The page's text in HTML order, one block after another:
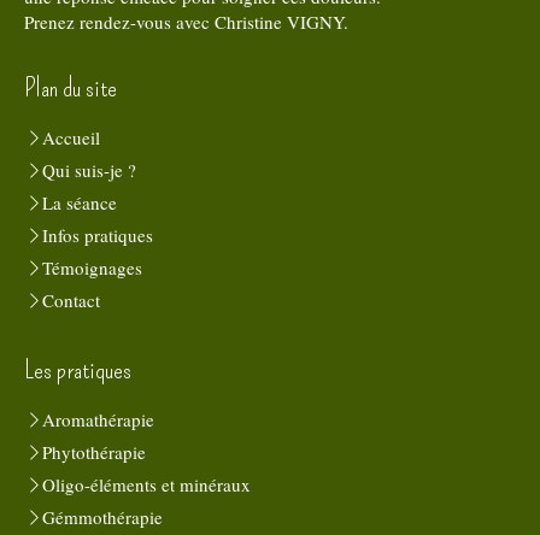
Prenez rendez-vous avec Christine VIGNY.
Plan du site
Accueil
Qui suis-je ?
La séance
Infos pratiques
Témoignages
Contact
Les pratiques
Aromathérapie
Phytothérapie
Oligo-éléments et minéraux
Gémmothérapie